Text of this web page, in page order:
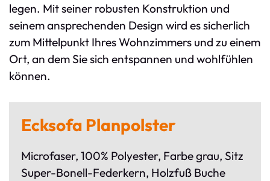
legen. Mit seiner robusten Konstruktion und
seinem ansprechenden Design wird es sicherlich
zum Mittelpunkt Ihres Wohnzimmers und zu einem
Ort, an dem Sie sich entspannen und wohlfühlen
können.
Ecksofa Planpolster
Microfaser, 100% Polyester, Farbe grau, Sitz
Super-Bonell-Federkern, Holzfuß Buche